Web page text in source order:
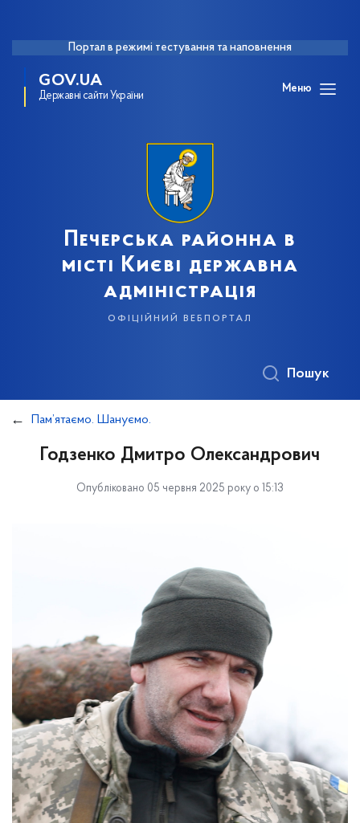
Портал в режимі тестування та наповнення
GOV.UA
Державні сайти України
Меню
Печерська районна в
місті Києві державна
адміністрація
офіційний вебпортал
Пошук
Пам’ятаємо. Шануємо.
Годзенко Дмитро Олександрович
Опубліковано 05 червня 2025 року о 15:13